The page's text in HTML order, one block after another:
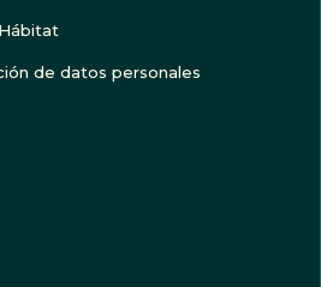
de datos personales